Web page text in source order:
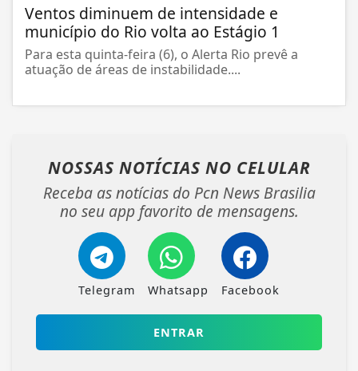
Ventos diminuem de intensidade e
município do Rio volta ao Estágio 1
Para esta quinta-feira (6), o Alerta Rio prevê a
atuação de áreas de instabilidade....
NOSSAS NOTÍCIAS NO CELULAR
Receba as notícias do Pcn News Brasilia
no seu app favorito de mensagens.
Telegram Whatsapp Facebook
ENTRAR